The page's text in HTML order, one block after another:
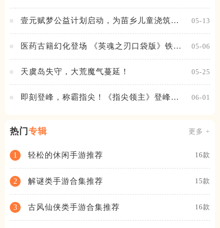
壹元赋梦公益计划启动，为苗乡儿童浇筑梦
05-13
医药古籍幻化登场 《英魂之刃口袋版》铁扇
05-06
天虞岛失守，大荒魔气蔓延！ 05-25
即刻登峰，称霸指尖！《指尖领主》登峰测
06-01
热门 专辑 更多 +
1 轻松的休闲手游推荐 16款
2 解谜类手游合集推荐 15款
3 古风仙侠类手游合集推荐 16款